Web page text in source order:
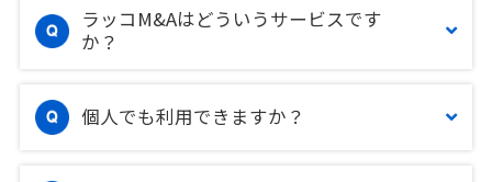
ラッコM&Aはどういうサービスです
か？
個人でも利用できますか？